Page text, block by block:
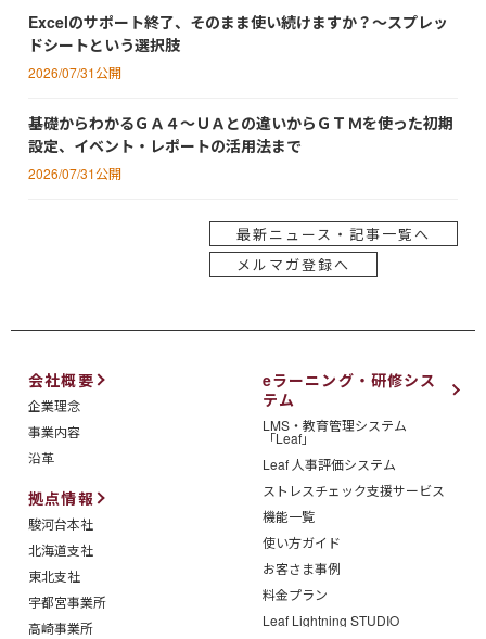
Excelのサポート終了、そのまま使い続けますか？～スプレッ
ドシートという選択肢
2026/07/31公開
基礎からわかるＧＡ４～ＵＡとの違いからＧＴＭを使った初期
設定、イベント・レポートの活用法まで
2026/07/31公開
最新ニュース・記事一覧へ
メルマガ登録へ
会社概要
企業理念
事業内容
沿革
拠点情報
駿河台本社
北海道支社
東北支社
宇都宮事業所
高崎事業所
eラーニング・研修シス
テム
LMS・教育管理システム
「Leaf」
Leaf 人事評価システム
ストレスチェック支援サービス
機能一覧
使い方ガイド
お客さま事例
料金プラン
Leaf Lightning STUDIO